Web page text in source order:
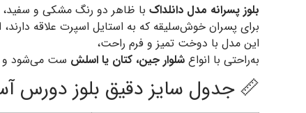
بلوز پسرانه مدل دانلداک با ظاهر دو رنگ مشکی و سفید،
برای پسران خوش‌سلیقه که به استایل اسپرت علاقه
این مدل با دوخت تمیز و فرم راحت،
به‌راحتی با انواع شلوار جین، کتان یا اسلش ست می‌شود و
📏 جدول سایز دقیق بلوز دورس